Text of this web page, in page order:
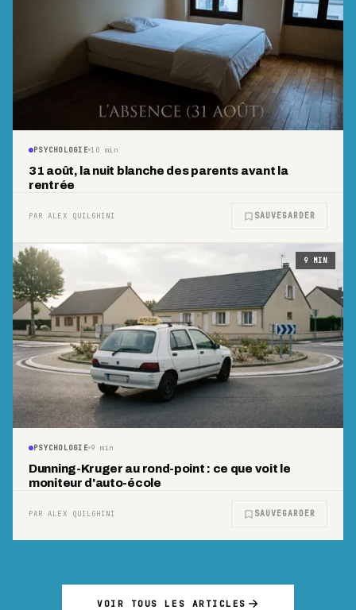
PSYCHOLOGIE 10 min
31 août, la nuit blanche des parents avant la
rentrée
PAR ALEX QUILGHINI SAUVEGARDER
9 MIN
PSYCHOLOGIE 9 min
Dunning-Kruger au rond-point : ce que voit le
moniteur d'auto-école
PAR ALEX QUILGHINI SAUVEGARDER
VOIR TOUS LES ARTICLES